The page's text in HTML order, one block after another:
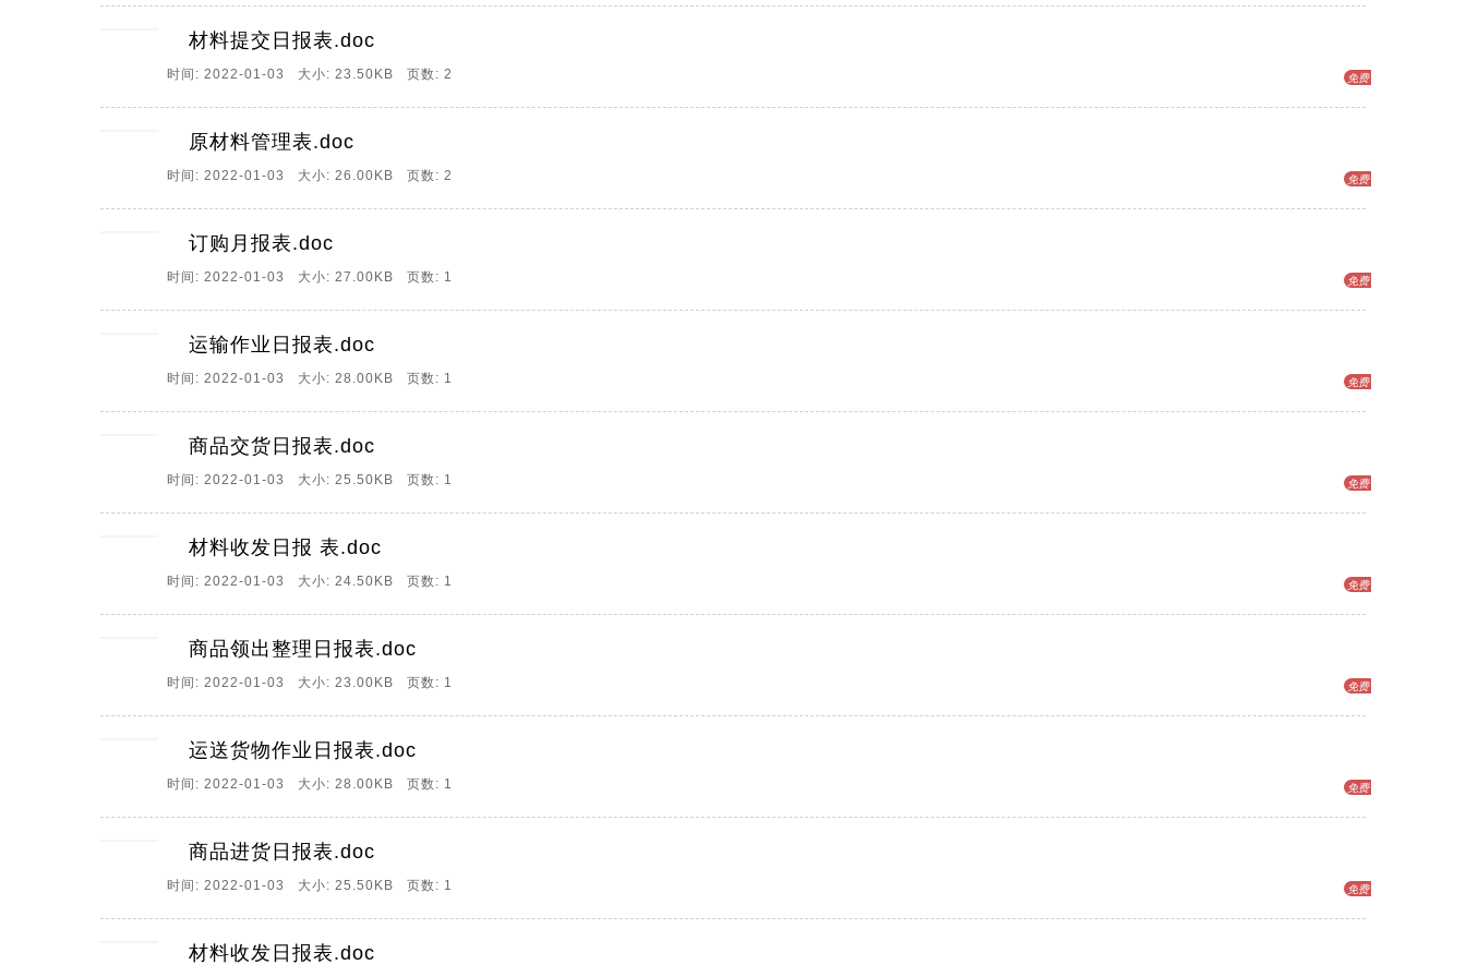
材料提交日报表.doc
时间: 2022-01-03 大小: 23.50KB 页数: 2 免费
原材料管理表.doc
时间: 2022-01-03 大小: 26.00KB 页数: 2 免费
订购月报表.doc
时间: 2022-01-03 大小: 27.00KB 页数: 1 免费
运输作业日报表.doc
时间: 2022-01-03 大小: 28.00KB 页数: 1 免费
商品交货日报表.doc
时间: 2022-01-03 大小: 25.50KB 页数: 1 免费
材料收发日报 表.doc
时间: 2022-01-03 大小: 24.50KB 页数: 1 免费
商品领出整理日报表.doc
时间: 2022-01-03 大小: 23.00KB 页数: 1 免费
运送货物作业日报表.doc
时间: 2022-01-03 大小: 28.00KB 页数: 1 免费
商品进货日报表.doc
时间: 2022-01-03 大小: 25.50KB 页数: 1 免费
材料收发日报表.doc